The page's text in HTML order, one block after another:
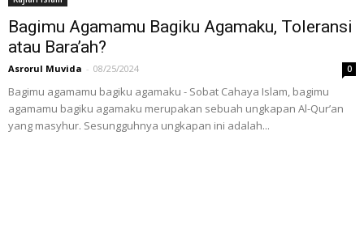
Bagimu Agamamu Bagiku Agamaku, Toleransi
atau Bara’ah?
Asrorul Muvida - 08/25/2024 0
Bagimu agamamu bagiku agamaku - Sobat Cahaya Islam, bagimu
agamamu bagiku agamaku merupakan sebuah ungkapan Al-Qur’an
yang masyhur. Sesungguhnya ungkapan ini adalah...